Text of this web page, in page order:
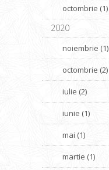
octombrie (1)
2020
noiembrie (1)
octombrie (2)
iulie (2)
iunie (1)
mai (1)
martie (1)